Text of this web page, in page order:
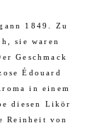
1849. Zu
sie waren
Geschmack
Édouard
in einem
diesen Likör
Reinheit von